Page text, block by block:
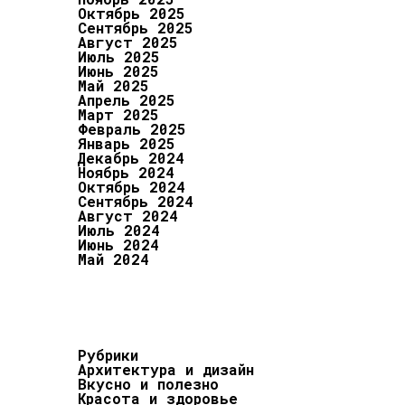
Октябрь 2025
Сентябрь 2025
Август 2025
Июль 2025
Июнь 2025
Май 2025
Апрель 2025
Март 2025
Февраль 2025
Январь 2025
Декабрь 2024
Ноябрь 2024
Октябрь 2024
Сентябрь 2024
Август 2024
Июль 2024
Июнь 2024
Май 2024
Рубрики
Архитектура и дизайн
Вкусно и полезно
Красота и здоровье